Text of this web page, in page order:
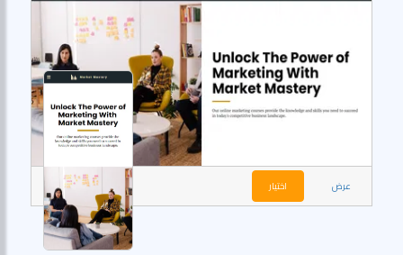
عرض اختيار